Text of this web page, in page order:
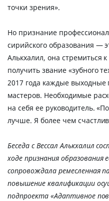
точки зрения».
Но признание
сирийского образования —
Алькхалил, она стремиться
получить звание «зубного
2017 года каждые
мастеров. Необходимые
на себя ее руководитель.
лучше. Я более чем
Беседа с Вессал Алькхалил
ходе признания образования
сопровождала ремесленная
повышение квалификации
подпроекта «Адаптивное